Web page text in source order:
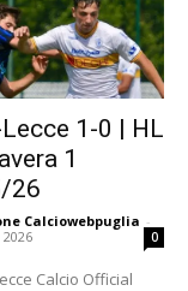
1-0 | HL
1
26
Calciowebpuglia -
0
Calcio Official